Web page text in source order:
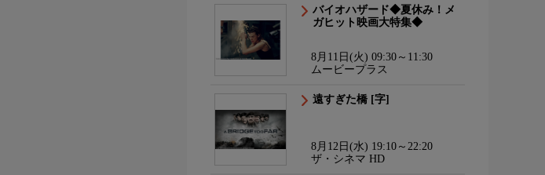
バイオハザード◆夏休み！メ
ガヒット映画大特集◆
8月11日(火) 09:30～11:30
ムービープラス
遠すぎた橋 [字]
8月12日(水) 19:10～22:20
ザ・シネマ HD